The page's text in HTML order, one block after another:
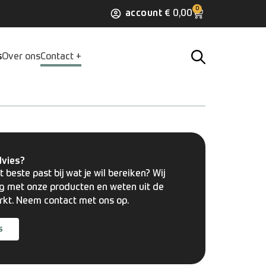
account € 0,00
0
Over onsContact
beste past bij wat je wil bereiken? Wij
met onze producten en weten uit de
Neem contact met ons op.